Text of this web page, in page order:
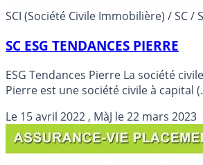
SCI (Société Civile Immobilière) / SC /
SC ESG TENDANCES PIERRE
ESG Tendances Pierre La société civile ESG Tendances
Pierre est une société civile à capital
Le 15 avril 2022 , MàJ le22 mars 2023